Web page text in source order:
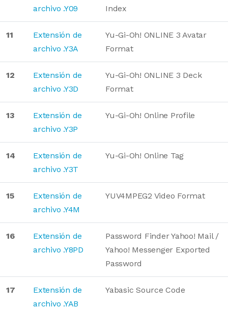
archivo .Y09
Index
11
Extensión de
archivo .Y3A
Yu-Gi-Oh! ONLINE 3 Avatar
Format
12
Extensión de
archivo .Y3D
Yu-Gi-Oh! ONLINE 3 Deck
Format
13
Extensión de
archivo .Y3P
Yu-Gi-Oh! Online Profile
14
Extensión de
archivo .Y3T
Yu-Gi-Oh! Online Tag
15
Extensión de
archivo .Y4M
YUV4MPEG2 Video Format
16
Extensión de
archivo .Y8PD
Password Finder Yahoo! Mail /
Yahoo! Messenger Exported
Password
17
Extensión de
archivo .YAB
Yabasic Source Code